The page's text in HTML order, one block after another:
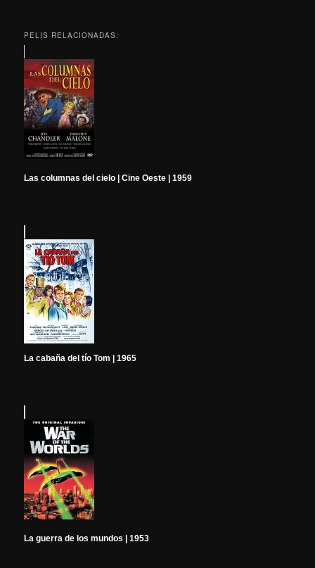
PELIS RELACIONADAS:
Las columnas del cielo | Cine Oeste | 1959
La cabaña del tío Tom | 1965
La guerra de los mundos | 1953